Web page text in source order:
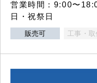
営業時間：9:00〜
日・祝祭日
販売可 工事・取